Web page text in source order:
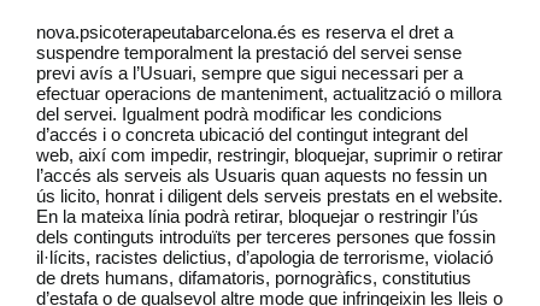
nova.psicoterapeutabarcelona.és es reserva el dret a
suspendre temporalment la prestació del servei sense
previ avís a l’Usuari, sempre que sigui necessari per a
efectuar operacions de manteniment, actualització o millora
del servei. Igualment podrà modificar les condicions
d’accés i o concreta ubicació del contingut integrant del
web, així com impedir, restringir, bloquejar, suprimir o retirar
l’accés als serveis als Usuaris quan aquests no fessin un
ús licito, honrat i diligent dels serveis prestats en el website.
En la mateixa línia podrà retirar, bloquejar o restringir l’ús
dels continguts introduïts per terceres persones que fossin
il·lícits, racistes delictius, d’apologia de terrorisme, violació
de drets humans, difamatoris, pornogràfics, constitutius
d’estafa o de qualsevol altre mode que infringeixin les lleis o